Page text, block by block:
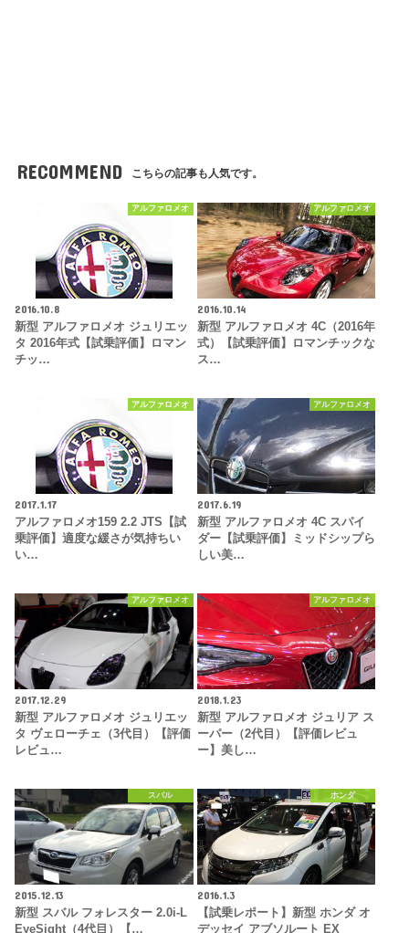
RECOMMEND こちらの記事も人気です。
アルファロメオ
2016.10.8
新型 アルファロメオ ジュリエッ
タ 2016年式【試乗評価】ロマン
チッ…
アルファロメオ
2016.10.14
新型 アルファロメオ 4C（2016年
式）【試乗評価】ロマンチックな
ス…
アルファロメオ
2017.1.17
アルファロメオ159 2.2 JTS【試
乗評価】適度な緩さが気持ちい
い…
アルファロメオ
2017.6.19
新型 アルファロメオ 4C スパイ
ダー【試乗評価】ミッドシップら
しい美…
アルファロメオ
2017.12.29
新型 アルファロメオ ジュリエッ
タ ヴェローチェ（3代目）【評価
レビュ…
アルファロメオ
2018.1.23
新型 アルファロメオ ジュリア ス
ーパー（2代目）【評価レビュ
ー】美し…
スバル
2015.12.13
新型 スバル フォレスター 2.0i-L
EyeSight（4代目）【…
ホンダ
2016.1.3
【試乗レポート】新型 ホンダ オ
デッセイ アブソルート EX